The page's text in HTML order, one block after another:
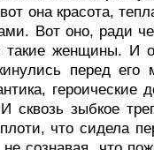
она красота,
Вот оно, ради
такие женщины. И
перед
И сквозь зыбкое
что сидела